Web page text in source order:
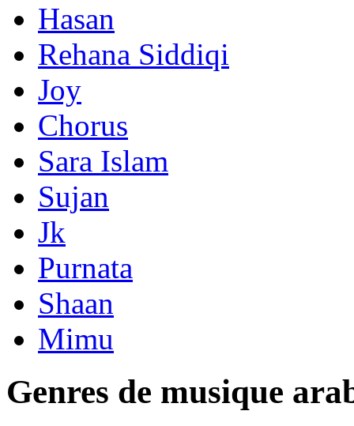
Hasan
Rehana Siddiqi
Joy
Chorus
Sara Islam
Sujan
Jk
Purnata
Shaan
Mimu
Genres de musique